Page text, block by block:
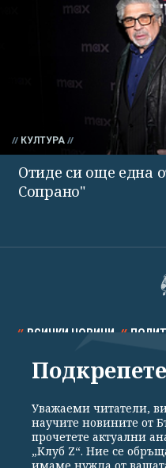
КУЛТУРА
Отиде си още една
Сопрано"
ВСИЧКИ НОВИНИ
СПОРТ КУЛТУРА
Уважаеми читатели,
научите новините от
прочетете актуални
„Клуб Z“. Ние се